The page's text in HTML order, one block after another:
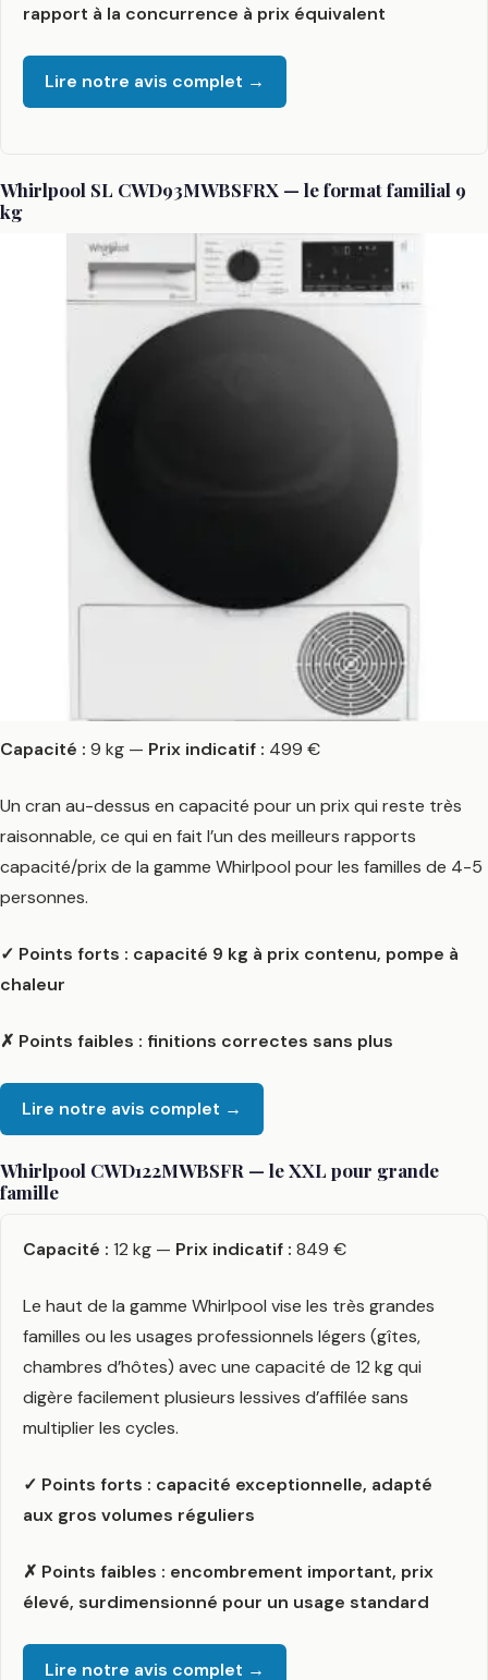
rapport à la concurrence à prix équivalent
Lire notre avis complet →
Whirlpool SL CWD93MWBSFRX — le format familial 9
kg
Capacité : 9 kg — Prix indicatif : 499 €
Un cran au-dessus en capacité pour un prix qui reste très
raisonnable, ce qui en fait l’un des meilleurs rapports
capacité/prix de la gamme Whirlpool pour les familles de 4-5
personnes.
✓ Points forts : capacité 9 kg à prix contenu, pompe à
chaleur
✗ Points faibles : finitions correctes sans plus
Lire notre avis complet →
Whirlpool CWD122MWBSFR — le XXL pour grande
famille
Capacité : 12 kg — Prix indicatif : 849 €
Le haut de la gamme Whirlpool vise les très grandes
familles ou les usages professionnels légers (gîtes,
chambres d’hôtes) avec une capacité de 12 kg qui
digère facilement plusieurs lessives d’affilée sans
multiplier les cycles.
✓ Points forts : capacité exceptionnelle, adapté
aux gros volumes réguliers
✗ Points faibles : encombrement important, prix
élevé, surdimensionné pour un usage standard
Lire notre avis complet →